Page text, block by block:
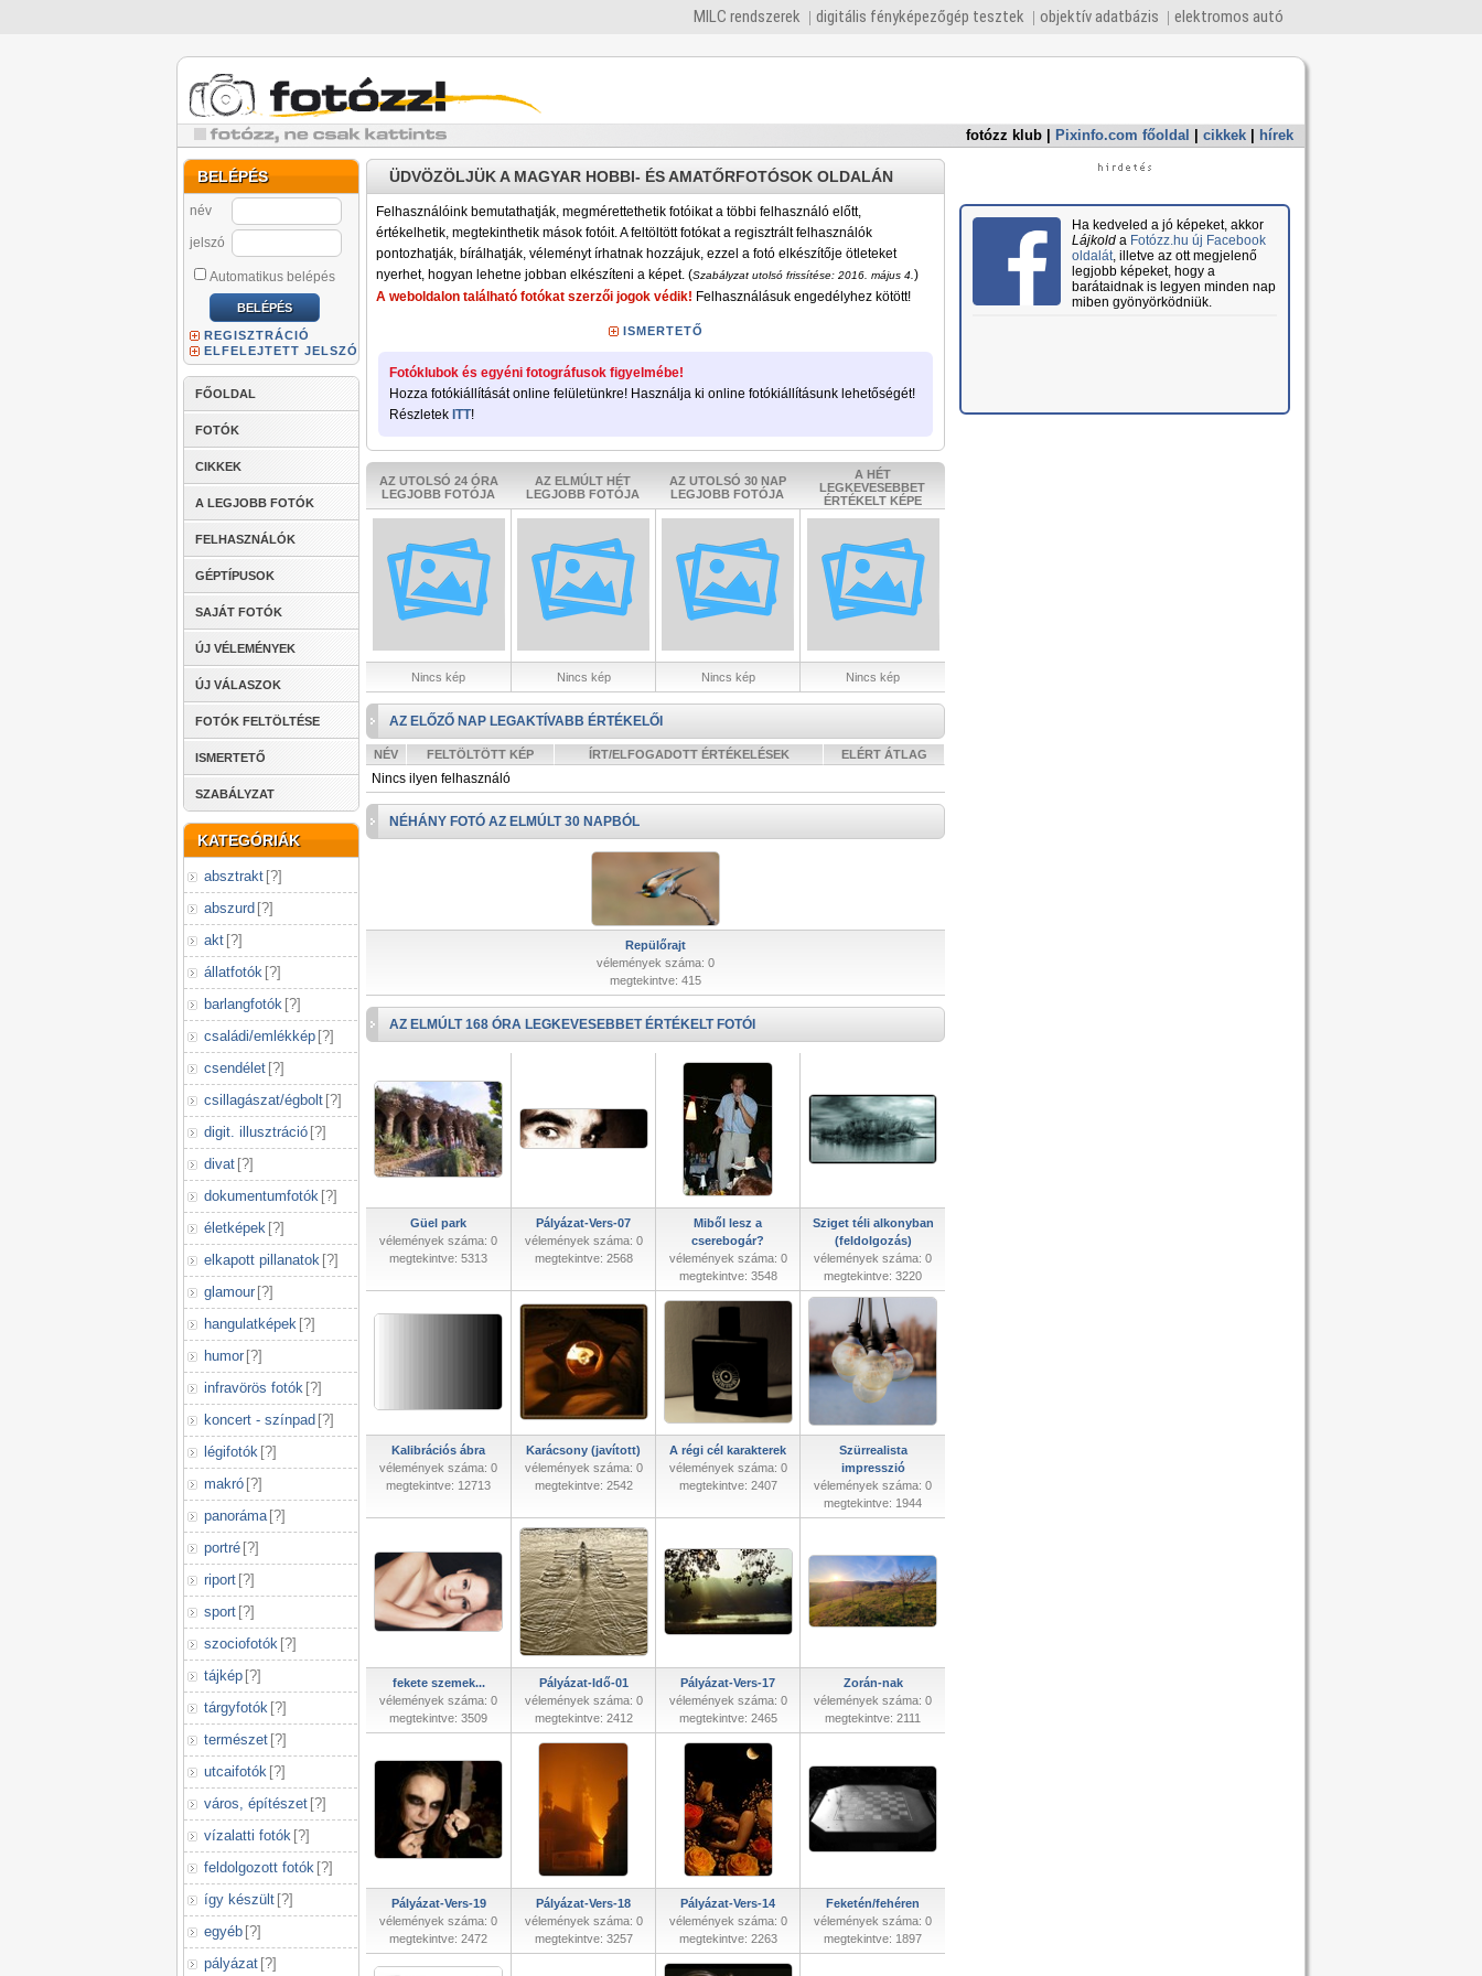
MILC rendszerek digitális fényképezőgép tesztek objektív adatbázis elektromos autó
fotózz klub Pixinfo.com főoldal cikkek hírek
BELÉPÉS
név
jelszó
Automatikus belépés
REGISZTRÁCIÓ
ELFELEJTETT JELSZÓ
FŐOLDAL
FOTÓK
CIKKEK
A LEGJOBB FOTÓK
FELHASZNÁLÓK
GÉPTÍPUSOK
SAJÁT FOTÓK
ÚJ VÉLEMÉNYEK
ÚJ VÁLASZOK
FOTÓK FELTÖLTÉSE
ISMERTETŐ
SZABÁLYZAT
KATEGÓRIÁK
absztrakt [?]
abszurd [?]
akt [?]
állatfotók [?]
barlangfotók [?]
családi/emlékkép [?]
csendélet [?]
csillagászat/égbolt [?]
digit. illusztráció [?]
divat [?]
dokumentumfotók [?]
életképek [?]
elkapott pillanatok [?]
glamour [?]
hangulatképek [?]
humor [?]
infravörös fotók [?]
koncert - színpad [?]
légifotók [?]
makró [?]
panoráma [?]
portré [?]
riport [?]
sport [?]
szociofotók [?]
tájkép [?]
tárgyfotók [?]
természet [?]
utcaifotók [?]
város, építészet [?]
vízalatti fotók [?]
feldolgozott fotók [?]
így készült [?]
egyéb [?]
pályázat [?]
ÜDVÖZÖLJÜK A MAGYAR HOBBI- ÉS AMATŐRFOTÓSOK OLDALÁN
Felhasználóink bemutathatják, megmérettethetik fotóikat a többi felhasználó előtt,
értékelhetik, megtekinthetik mások fotóit. A feltöltött fotókat a regisztrált felhasználók
pontozhatják, bírálhatják, véleményt írhatnak hozzájuk, ezzel a fotó elkészítője ötleteket
nyerhet, hogyan lehetne jobban elkészíteni a képet. (Szabályzat utolsó frissítése: 2016. május 4. )
A weboldalon található fotókat szerzői jogok védik! Felhasználásuk engedélyhez kötött!
ISMERTETŐ
Fotóklubok és egyéni fotográfusok figyelmébe!
Hozza fotókiállítását online felületünkre! Használja ki online fotókiállításunk lehetőségét!
Részletek ITT!
AZ UTOLSÓ 24 ÓRA
LEGJOBB FOTÓJA
AZ ELMÚLT HÉT
LEGJOBB FOTÓJA
AZ UTOLSÓ 30 NAP
LEGJOBB FOTÓJA
A HÉT
LEGKEVESEBBET
ÉRTÉKELT KÉPE
Nincs kép Nincs kép Nincs kép Nincs kép
AZ ELŐZŐ NAP LEGAKTÍVABB ÉRTÉKELŐI
NÉV FELTÖLTÖTT KÉP ÍRT/ELFOGADOTT ÉRTÉKELÉSEK ELÉRT ÁTLAG
Nincs ilyen felhasználó
NÉHÁNY FOTÓ AZ ELMÚLT 30 NAPBÓL
Repülőrajt
vélemények száma: 0
megtekintve: 415
AZ ELMÚLT 168 ÓRA LEGKEVESEBBET ÉRTÉKELT FOTÓI
Güel park
vélemények száma: 0
megtekintve: 5313
Pályázat-Vers-07
vélemények száma: 0
megtekintve: 2568
Miből lesz a
cserebogár?
vélemények száma: 0
megtekintve: 3548
Sziget téli alkonyban
(feldolgozás)
vélemények száma: 0
megtekintve: 3220
Kalibrációs ábra
vélemények száma: 0
megtekintve: 12713
Karácsony (javított)
vélemények száma: 0
megtekintve: 2542
A régi cél karakterek
vélemények száma: 0
megtekintve: 2407
Szürrealista
impresszió
vélemények száma: 0
megtekintve: 1944
fekete szemek...
vélemények száma: 0
megtekintve: 3509
Pályázat-Idő-01
vélemények száma: 0
megtekintve: 2412
Pályázat-Vers-17
vélemények száma: 0
megtekintve: 2465
Zorán-nak
vélemények száma: 0
megtekintve: 2111
Pályázat-Vers-19
vélemények száma: 0
megtekintve: 2472
Pályázat-Vers-18
vélemények száma: 0
megtekintve: 3257
Pályázat-Vers-14
vélemények száma: 0
megtekintve: 2263
Feketén/fehéren
vélemények száma: 0
megtekintve: 1897
Ha kedveled a jó képeket, akkor
Lájkolda Fotózz.hu új Facebook
oldalát, illetve az ott megjelenő
legjobb képeket, hogy a
barátaidnak is legyen minden nap
miben gyönyörködniük.